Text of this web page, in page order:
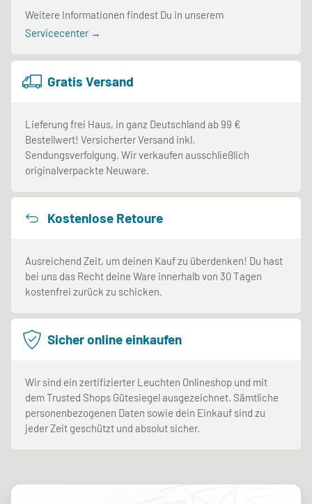
Weitere Informationen findest Du in unserem
Servicecenter →
Gratis Versand
Lieferung frei Haus, in ganz Deutschland ab 99 €
Bestellwert! Versicherter Versand inkl.
Sendungsverfolgung. Wir verkaufen ausschließlich
originalverpackte Neuware.
Kostenlose Retoure
Ausreichend Zeit, um deinen Kauf zu überdenken! Du hast
bei uns das Recht deine Ware innerhalb von 30 Tagen
kostenfrei zurück zu schicken.
Sicher online einkaufen
Wir sind ein zertifizierter Leuchten Onlineshop und mit
dem Trusted Shops Gütesiegel ausgezeichnet. Sämtliche
personenbezogenen Daten sowie dein Einkauf sind zu
jeder Zeit geschützt und absolut sicher.